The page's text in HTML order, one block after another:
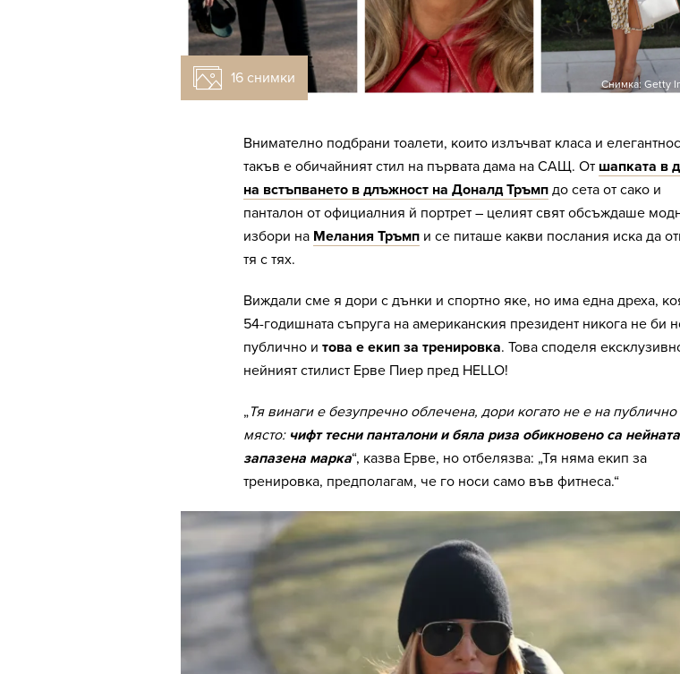
16 снимки Снимка: Getty
Внимателно подбрани тоалети, които излъчват класа и
такъв е обичайният стил на първата дама на САЩ. От шапката в
на встъпването в длъжност на Доналд Тръмп до сета от сако и
панталон от официалния й портрет – целият свят обсъждаше
избори на Мелания Тръмп и се питаше какви послания иска да
тя с тях.
Виждали сме я дори с дънки и спортно яке, но има една дреха,
54-годишната съпруга на американския президент никога не би
публично и това е екип за тренировка. Това споделя
нейният стилист Ерве Пиер пред HELLO!
„Тя винаги е безупречно облечена, дори когато не е на публично
място: чифт тесни панталони и бяла риза обикновено са нейнaта
запазена марка“, казва Ерве, но отбелязва: „Тя няма екип за
тренировка, предполагам, че го носи само във фитнеса.“